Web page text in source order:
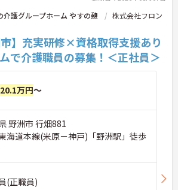
自分らしく働ける♪
せた柔軟な働き方が可能で
談可能」
の勤務も相談可能
休暇制度あり
を大切にしながら働きたい方
タートを応援♪
環境が整っています。
修を実施
も歓迎
護グループホーム やすの憩
株式会社フロン
市】充実研修×資格取得支援あり
で介護職員の募集！＜正社員＞
20.1万円～
野洲市 行畑881
海道本線(米原－神戸)「野洲駅」徒歩
(正職員)